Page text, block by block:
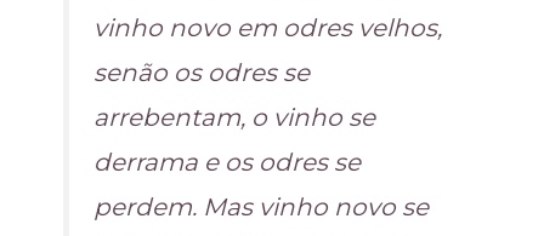
vinho novo em odres velhos,
senão os odres se
arrebentam, o vinho se
derrama e os odres se
perdem. Mas vinho novo se